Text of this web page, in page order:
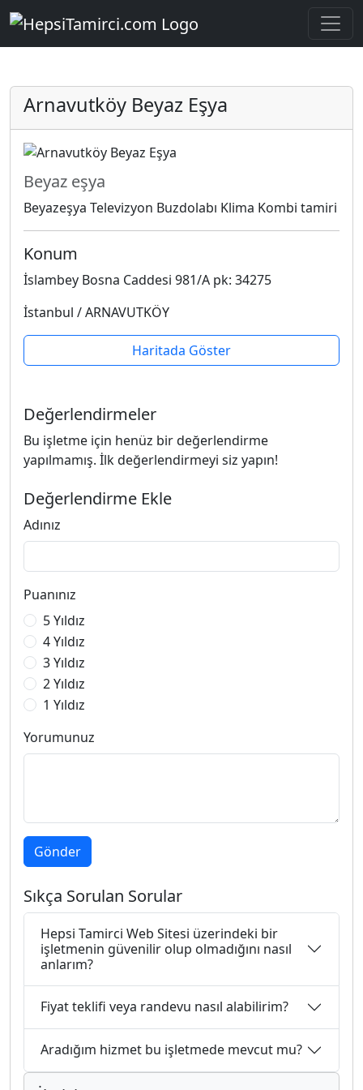
Arnavutköy Beyaz Eşya
Beyaz eşya
Beyazeşya Televizyon Buzdolabı Klima Kombi tamiri
Konum
İslambey Bosna Caddesi 981/A pk: 34275
İstanbul / ARNAVUTKÖY
Haritada Göster
Değerlendirmeler
Bu işletme için henüz bir değerlendirme
yapılmamış. İlk değerlendirmeyi siz yapın!
Değerlendirme Ekle
Adınız
Puanınız
5 Yıldız
4 Yıldız
3 Yıldız
2 Yıldız
1 Yıldız
Yorumunuz
Gönder
Sıkça Sorulan Sorular
Hepsi Tamirci Web Sitesi üzerindeki bir
işletmenin güvenilir olup olmadığını nasıl
anlarım?
Fiyat teklifi veya randevu nasıl alabilirim?
Aradığım hizmet bu işletmede mevcut mu?